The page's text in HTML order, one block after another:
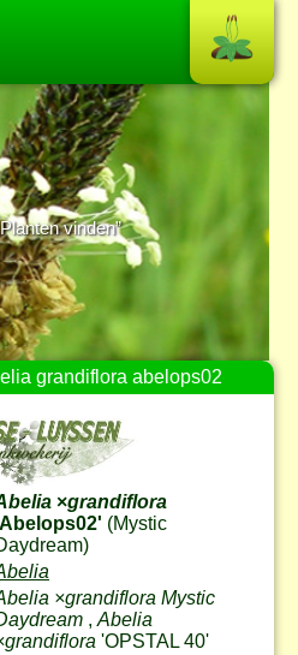
vinden”
grandiflora abelops02
×grandiflora
(Mystic
×grandiflora Mystic
, Abelia
'OPSTAL 40'